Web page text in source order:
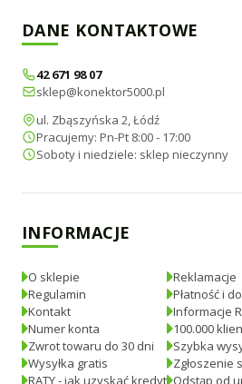
DANE KONTAKTOWE
42 671 98 07
sklep@konektor5000.pl
ul. Zbąszyńska 2, Łódź
Pracujemy: Pn-Pt 8:00 - 17:00
Soboty i niedziele: sklep nieczynny
INFORMACJE
O sklepie
Regulamin
Kontakt
Numer konta
Zwrot towaru do 30 dni
Wysyłka gratis
RATY - jak uzyskać kredyt
Reklamacje
Płatność i
Informacje
100.000
Szybka
Zgłoszenie
Odstąp od